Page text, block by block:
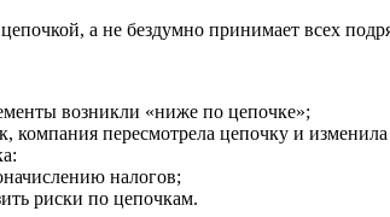
а не бездумно принимает всех
возникли «ниже по цепочке»;
пересмотрела цепочку и
налогов;
риски по цепочкам.